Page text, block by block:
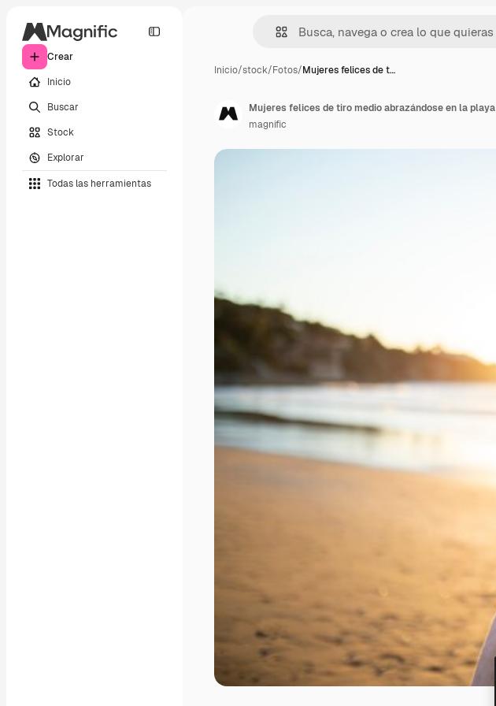
Crear
Inicio
Buscar
Stock
Explorar
Todas las herramientas
Inicio/stock/Fotos/Mujeres felices de t…
Mujeres felices de tiro medio abrazándose en la playa
magnific